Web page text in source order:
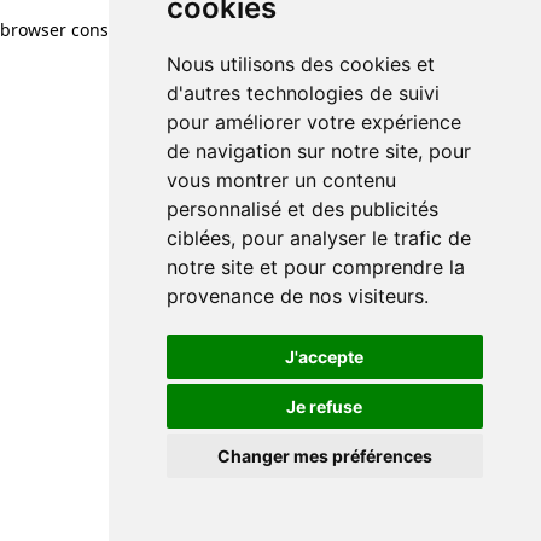
cookies
Nous utilisons des cookies et
d'autres technologies de suivi
pour améliorer votre expérience
de navigation sur notre site, pour
vous montrer un contenu
personnalisé et des publicités
ciblées, pour analyser le trafic de
notre site et pour comprendre la
provenance de nos visiteurs.
J'accepte
Je refuse
Changer mes préférences
browser console for more information)